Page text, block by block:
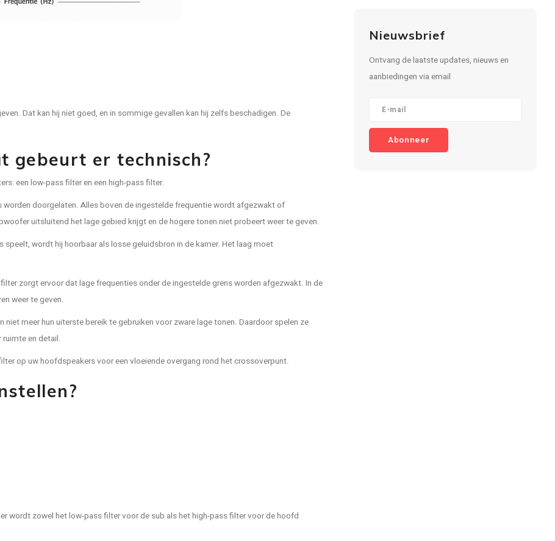
Dat kan hij niet goed, en in sommige gevallen kan hij zelfs beschadigen. De
gebeurt er technisch?
een low-pass filter en een high-pass filter.
worden doorgelaten. Alles boven de ingestelde frequentie wordt afgezwakt of
uitsluitend het lage gebied krijgt en de hogere tonen niet probeert weer te geven.
wordt hij hoorbaar als losse geluidsbron in de kamer. Het laag moet
zorgt ervoor dat lage frequenties onder de ingestelde grens worden afgezwakt. In de
weer te geven.
meer hun uiterste bereik te gebruiken voor zware lage tonen. Daardoor spelen ze
en detail.
op uw hoofdspeakers voor een vloeiende overgang rond het crossoverpunt.
wordt zowel het low-pass filter voor de sub als het high-pass filter voor de hoofd
Nieuwsbrief
Ontvang de laatste updates, nieuws en
aanbiedingen via email
Abonneer